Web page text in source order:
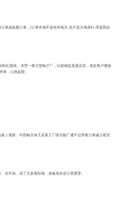
单或批量订单；(订单市场不是坐井观天,也不是大海捞针,而是我在
汰)现状：东莞一家大型电子厂，以前都是直接买卖，现在客户要验
单，心急如焚。
.) 现状：中国每天有几百家工厂因为验厂通不过导致订单减少甚至
实不知，花了太多冤枉钱，老板现在还云里雾里。